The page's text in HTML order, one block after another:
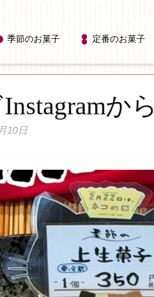
季節のお菓子 定番のお菓子
から
10日